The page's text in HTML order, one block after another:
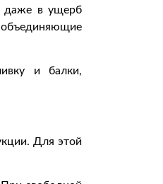
даже в ущерб
объединяющие
и балки,
Для этой